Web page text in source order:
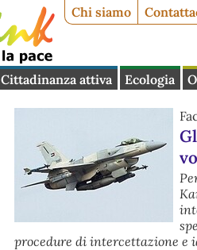
Chi siamo
Cittadinanza attiva Ecologia
procedure di intercettazione e